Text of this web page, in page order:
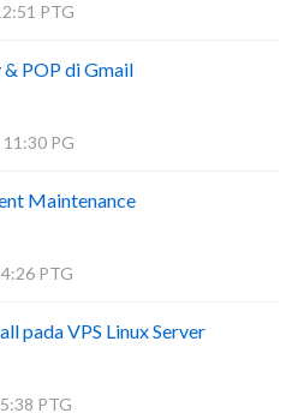
PTG
POP di Gmail
11:30 PG
Maintenance
PTG
pada VPS Linux Server
PTG